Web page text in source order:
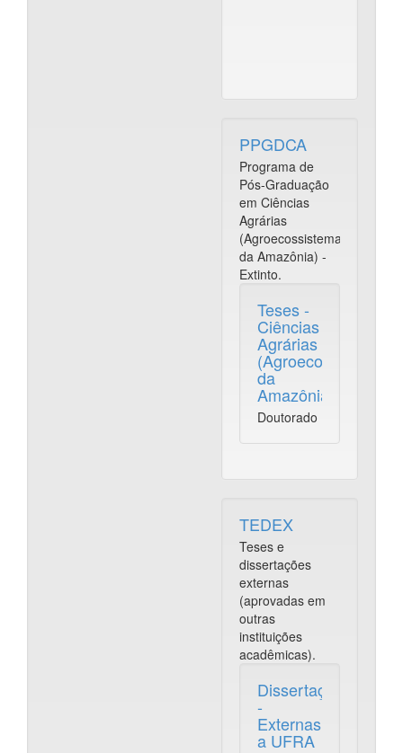
PPGDCA
Programa de
Pós-Graduação
em Ciências
Agrárias
(Agroecossistemas
da Amazônia) -
Extinto.
Teses -
Ciências
Agrárias
(Agroecossistemas
da
Amazônia)
Doutorado
TEDEX
Teses e
dissertações
externas
(aprovadas em
outras
instituições
acadêmicas).
Dissertações
-
Externas
a UFRA